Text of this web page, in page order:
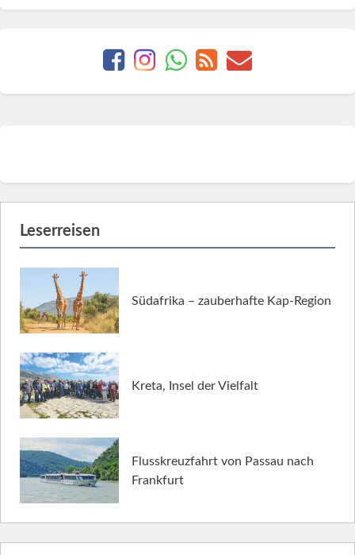
Leserreisen
Südafrika – zauberhafte Kap-Region
Kreta, Insel der Vielfalt
Flusskreuzfahrt von Passau nach
Frankfurt